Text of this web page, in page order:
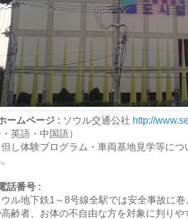
ームページ : ソウル交通公社 http://
英語・中国語）
し体験プログラム・車両基地見学等につ
話番号 :
ウル地下鉄1～8号線全駅では安全事故に
齢者、お体の不自由な方を対象に判り